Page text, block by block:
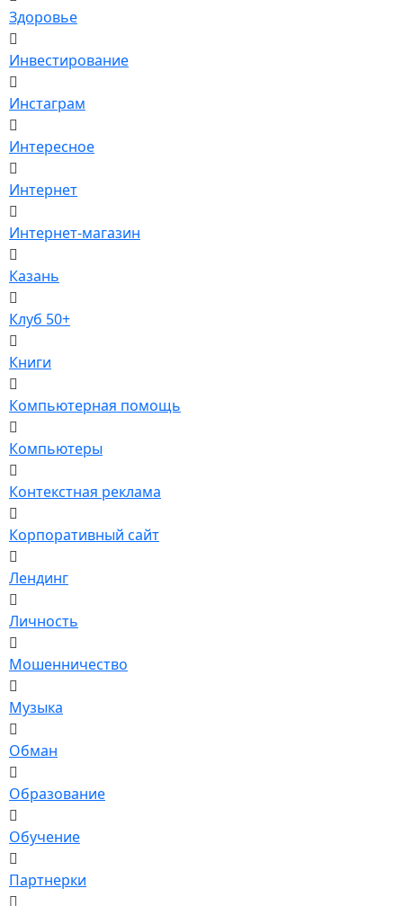
Здоровье
Инвестирование
Инстаграм
Интересное
Интернет
Интернет-магазин
Казань
Клуб 50+
Книги
Компьютерная помощь
Компьютеры
Контекстная реклама
Корпоративный сайт
Лендинг
Личность
Мошенничество
Музыка
Обман
Образование
Обучение
Партнерки